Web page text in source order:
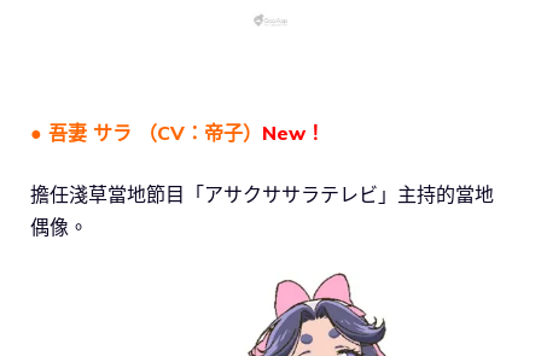
● 吾妻 サラ （CV：帝子） New！
擔任淺草當地節目「アサクササラテレビ」主持的當地
偶像。